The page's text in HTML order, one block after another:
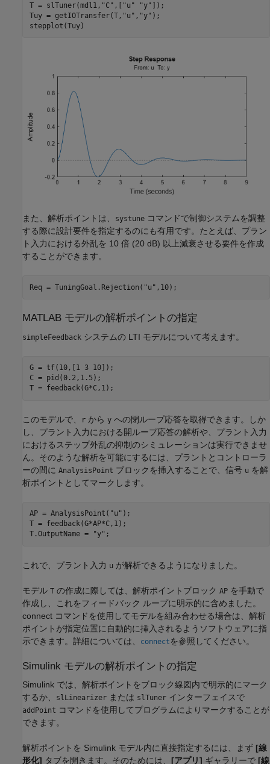
T = slTuner(mdl1, "C" ,[ "u" "y" ]);
Tuy = getIOTransfer(T, "u" , "y" );
stepplot(Tuy)
また、解析ポイントは、 systune コマンドで制御システムを調整
する際に設計要件を指定するのにも有用です。たとえば、プラン
ト入力における外乱を 10 倍 (20 dB) 以上減衰させる要件を作成
することができます。
Req = TuningGoal.Rejection( "u" ,10);
MATLAB モデルの解析ポイントの指定
simpleFeedback システムの LTI モデルについて考えます。
G = tf(10,[1 3 10]);
C = pid(0.2,1.5);
T = feedback(G*C,1);
このモデルで、 r から y への閉ループ応答を取得できます。しか
し、プラント入力における開ループ応答の解析や、プラント入力
におけるステップ外乱の抑制のシミュレーションは実行できませ
ん。そのような解析を可能にするには、プラントとコントローラ
ーの間に AnalysisPoint ブロックを挿入することで、信号 u を解
析ポイントとしてマークします。
AP = AnalysisPoint( "u" );
T = feedback(G*AP*C,1);
T.OutputName =
"y" ;
これで、プラント入力 u が解析できるようになりました。
モデル T の作成に際しては、解析ポイントブロック AP を手動で
作成し、これをフィードバック ループに明示的に含めました。
connect コマンドを使用してモデルを組み合わせる場合は、解析
ポイントが指定位置に自動的に挿入されるようソフトウェアに指
示できます。詳細については、
connect を参照してください。
Simulink モデルの解析ポイントの指定
Simulink では、解析ポイントをブロック線図内で明示的にマーク
するか、
slLinearizer または slTuner インターフェイスで
addPoint コマンドを使用してプログラムによりマークすることが
できます。
解析ポイントを Simulink モデル内に直接指定するには、まず [線
形化] タブを開きます。そのためには、 [アプリ] ギャラリーで [線